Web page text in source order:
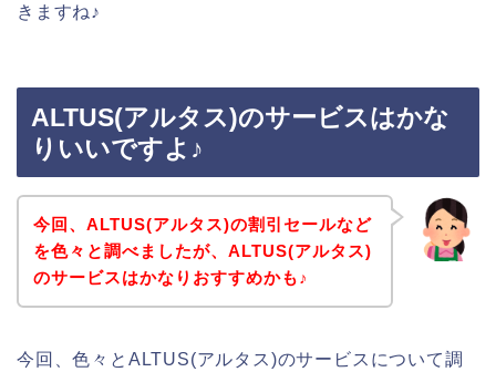
きますね♪
ALTUS(アルタス)のサービスはかな
りいいですよ♪
今回、ALTUS(アルタス)の割引セールなど
を色々と調べましたが、ALTUS(アルタス)
のサービスはかなりおすすめかも♪
今回、色々とALTUS(アルタス)のサービスについて調